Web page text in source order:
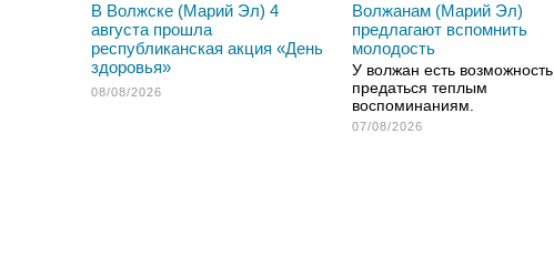
В Волжске (Марий Эл) 4
августа прошла
республиканская акция «День
здоровья»
08/08/2026
Волжанам (Марий Эл)
предлагают вспомнить
молодость
У волжан есть возможность
предаться теплым
воспоминаниям.
07/08/2026